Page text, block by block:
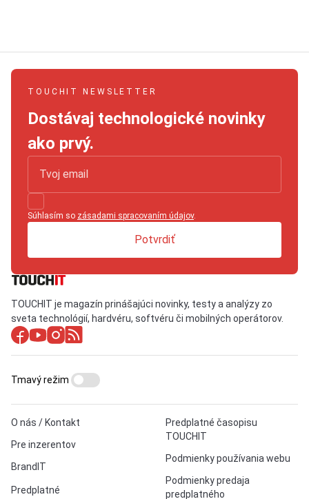
TOUCHIT NEWSLETTER
Dostávaj technologické novinky
ako prvý.
Súhlasím so zásadami spracovaním údajov.
Potvrdiť
TOUCHIT je magazín prinášajúci novinky, testy a analýzy zo
sveta technológií, hardvéru, softvéru či mobilných operátorov.
O nás / Kontakt
Pre inzerentov
BrandIT
Predplatné
Predplatné časopisu
TOUCHIT
Podmienky používania webu
Podmienky predaja
predplatného
Tmavý režim